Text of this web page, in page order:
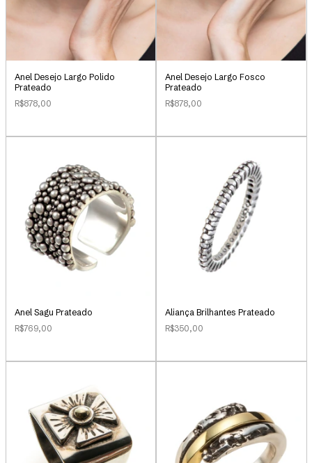
Anel Desejo Largo Polido
Prateado
R$878,00
Anel Desejo Largo Fosco
Prateado
R$878,00
Anel Sagu Prateado
R$769,00
Aliança Brilhantes Prateado
R$350,00